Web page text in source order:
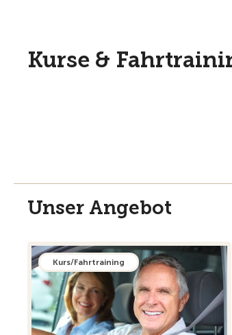
Kurse &
Unser Angebot
Kurs/Fahrtraining